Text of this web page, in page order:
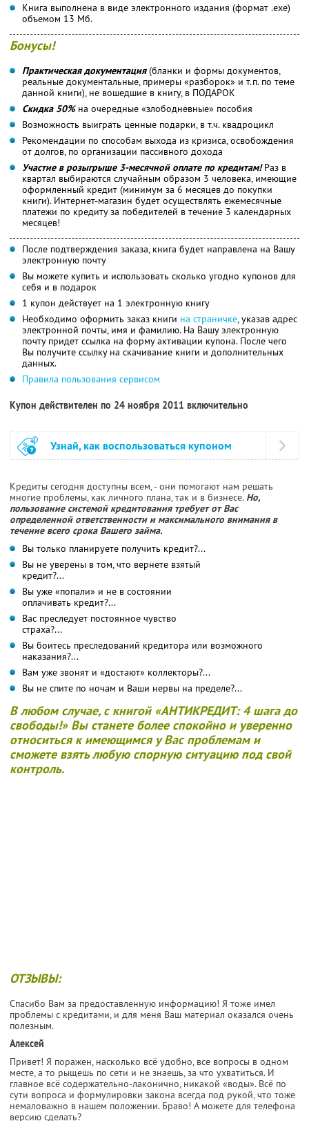
Книга выполнена в виде электронного издания (формат .exe)
объемом 13 Мб.
Бонусы!
Практическая документация(бланки и формы документов,
реальные документальные, примеры «разборок» и т.п. по теме
данной книги), не вошедшие в книгу, в ПОДАРОК
Скидка 50%на очередные «злободневные» пособия
Возможность выиграть ценные подарки, в т.ч. квадроцикл
Рекомендации по способам выхода из кризиса, освобождения
от долгов, по организации пассивного дохода
Участие в розыгрыше 3-месячной оплате по кредитам!Раз в
квартал выбираются случайным образом 3 человека, имеющие
оформленный кредит (минимум за 6 месяцев до покупки
книги). Интернет-магазин будет осуществлять ежемесячные
платежи по кредиту за победителей в течение 3 календарных
месяцев!
После подтверждения заказа, книга будет направлена на Вашу
электронную почту
Вы можете купить и использовать сколько угодно купонов для
себя и в подарок
1 купон действует на 1 электронную книгу
Необходимо оформить заказ книги на страничке, указав адрес
электронной почты, имя и фамилию. На Вашу электронную
почту придет ссылка на форму активации купона. После чего
Вы получите ссылку на скачивание книги и дополнительных
данных.
Правила пользования сервисом
Купон действителен по 24 ноября 2011 включительно
Узнай, как воспользоваться купоном
Кредиты сегодня доступны всем, - они помогают нам решать
многие проблемы, как личного плана, так и в бизнесе. Но,
пользование системой кредитования требует от Вас
определенной ответственности и максимального внимания в
течение всего срока Вашего займа.
Вы только планируете получить кредит?...
Вы не уверены в том, что вернете взятый
кредит?...
Вы уже «попали» и не в состоянии
оплачивать кредит?...
Вас преследует постоянное чувство
страха?...
Вы боитесь преследований кредитора или возможного
наказания?...
Вам уже звонят и «достают» коллекторы?...
Вы не спите по ночам и Ваши нервы на пределе?...
В любом случае, с книгой «АНТИКРЕДИТ: 4 шага до
свободы!» Вы станете более спокойно и уверенно
относиться к имеющимся у Вас проблемам и
сможете взять любую спорную ситуацию под свой
контроль.
ОТЗЫВЫ:
Спасибо Вам за предоставленную информацию! Я тоже имел
проблемы с кредитами, и для меня Ваш материал оказался очень
полезным.
Алексей
Привет! Я поражен, насколько всё удобно, все вопросы в одном
месте, а то рыщешь по сети и не знаешь, за что ухватиться. И
главное всё содержательно-лаконично, никакой «воды». Всё по
сути вопроса и формулировки закона всегда под рукой, что тоже
немаловажно в нашем положении. Браво! А можете для телефона
версию сделать?